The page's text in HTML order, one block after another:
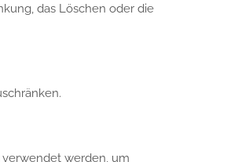
das Löschen oder die
werden, um